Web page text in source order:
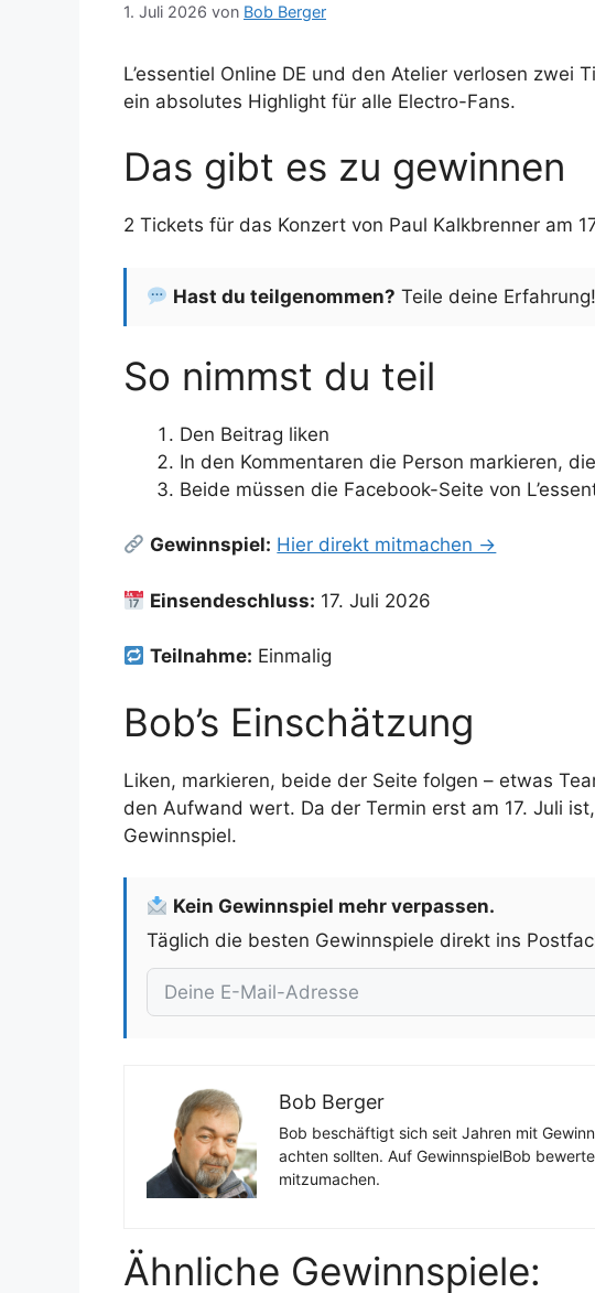
1. Juli 2026 von Bob Berger
L’essentiel Online DE und den Atelier verlosen
ein absolutes Highlight für alle Electro-Fans.
Das gibt es zu gewinnen
2 Tickets für das Konzert von Paul Kalkbrenner am
Hast du teilgenommen? Teile deine Erfahrung!
So nimmst du teil
Den Beitrag liken
In den Kommentaren die Person markieren,
Beide müssen die Facebook-Seite von
Gewinnspiel: Hier direkt mitmachen →
Einsendeschluss: 17. Juli 2026
Teilnahme: Einmalig
Bob’s Einschätzung
Liken, markieren, beide der Seite folgen – etwas
den Aufwand wert. Da der Termin erst am 17. Juli
Gewinnspiel.
Kein Gewinnspiel mehr verpassen.
Täglich die besten Gewinnspiele direkt ins
Bob Berger
Bob beschäftigt sich seit Jahren mit
achten sollten. Auf GewinnspielBob
mitzumachen.
Ähnliche Gewinnspiele: